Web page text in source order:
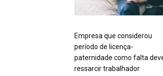
Empresa que considerou
período de licença-
paternidade como falta
ressarcir trabalhador